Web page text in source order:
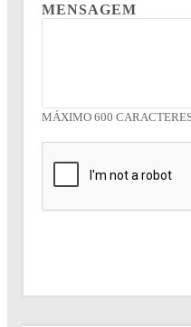
MENSAGEM
MÁXIMO 600